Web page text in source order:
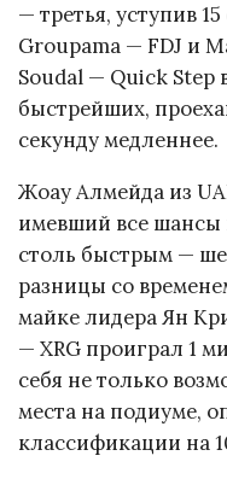
— третья, уступив
Groupama — FDJ и
Soudal — Quick Step
быстрейших,
секунду медленнее.
Жоау Алмейда из
имевший все шансы
столь быстрым —
разницы со
майке лидера Ян
— XRG проиграл 1
себя не только
места на подиуме,
классификации на